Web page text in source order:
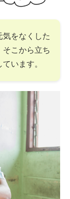
をなくした
そこから立ち
います。